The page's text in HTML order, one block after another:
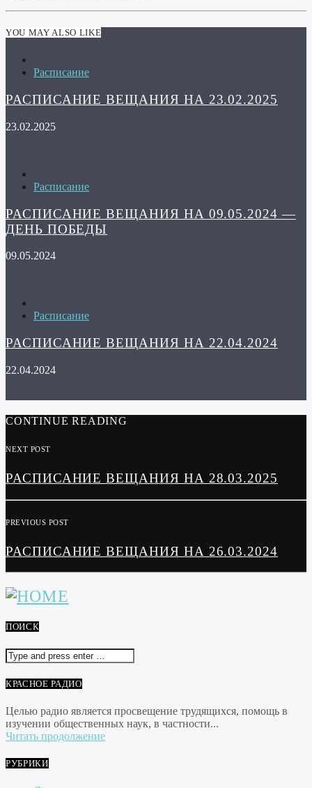
YOU MAY ALSO LIKE
Расписание
РАСПИСАНИЕ ВЕЩАНИЯ НА 23.02.2025
23.02.2025
Расписание
РАСПИСАНИЕ ВЕЩАНИЯ НА 09.05.2024 —
ДЕНЬ ПОБЕДЫ
09.05.2024
Расписание
РАСПИСАНИЕ ВЕЩАНИЯ НА 22.04.2024
22.04.2024
CONTINUE READING
NEXT POST
РАСПИСАНИЕ ВЕЩАНИЯ НА 28.03.2025
PREVIOUS POST
РАСПИСАНИЕ ВЕЩАНИЯ НА 26.03.2024
ПОИСК
КРАСНОЕ РАДИО
Целью радио является просвещение трудящихся, помощь в
изучении общественных наук, в частности...
Читать продолжение
РУБРИКИ